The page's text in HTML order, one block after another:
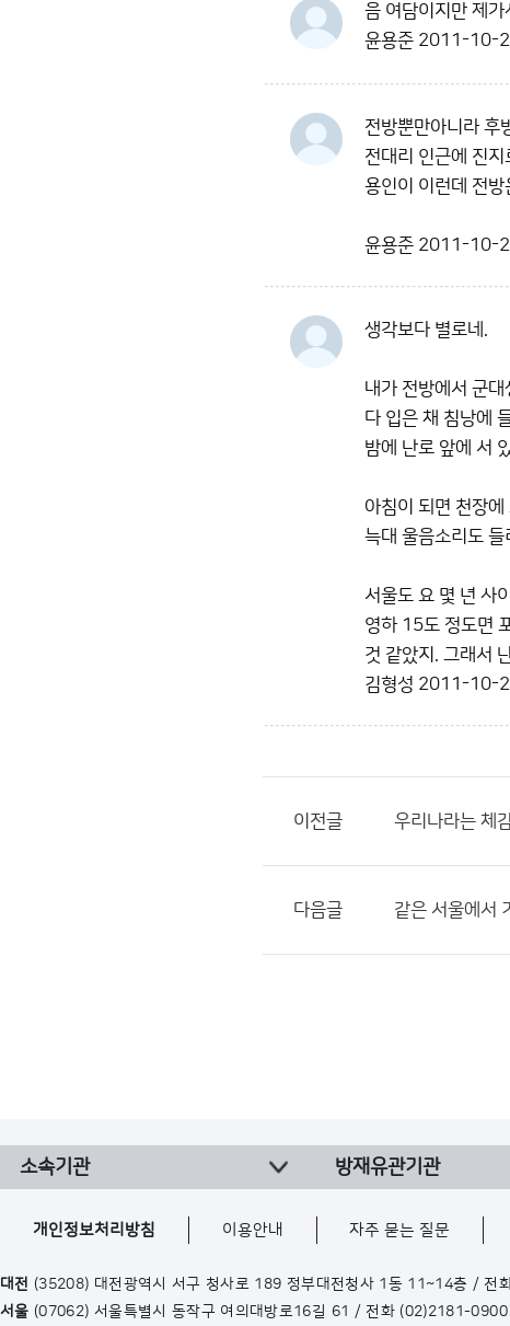
음 여담이지만 제
윤용준 2011-10-
전방뿐만아니라 후
전대리 인근에 진
용인이 이런데 전방
윤용준 2011-10-
생각보다 별로네.
내가 전방에서 군
다 입은 채 침낭에
밤에 난로 앞에 서
아침이 되면 천장
늑대 울음소리도
서울도 요 몇 년 사
영하 15도 정도면
것 같았지. 그래서
김형성 2011-10-
이전글 우리나라는 체
다음글 같은 서울에서
소속기관 방재유관기관
개인정보처리방침 이용안내 자주 묻는 질문
대전 (35208) 대전광역시 서구 청사로 189 정부대전청사 1동 11~14층 / 전
서울 (07062) 서울특별시 동작구 여의대방로16길 61 / 전화 (02)2181-0900